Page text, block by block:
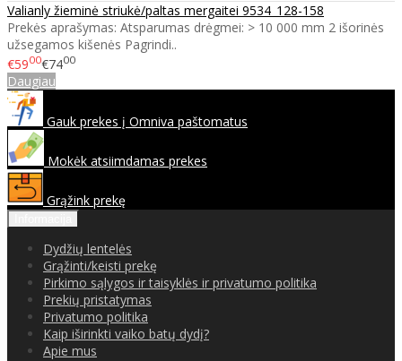
Valianly žieminė striukė/paltas mergaitei 9534_128-158
Prekės aprašymas: Atsparumas drėgmei: > 10 000 mm 2 išorinės
užsegamos kišenės Pagrindi..
€5900€7400
Daugiau
Gauk prekes į Omniva paštomatus
Mokėk atsiimdamas prekes
Grąžink prekę
Dydžių lentelės
Grąžinti/keisti prekę
Pirkimo sąlygos ir taisyklės ir privatumo politika
Prekių pristatymas
Privatumo politika
Kaip iširinkti vaiko batų dydį?
Apie mus